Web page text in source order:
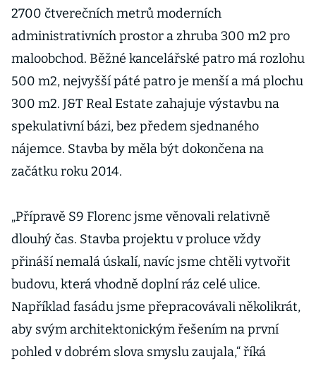
2700 čtverečních metrů moderních
administrativních prostor a zhruba 300 m2 pro
maloobchod. Běžné kancelářské patro má rozlohu
500 m2, nejvyšší páté patro je menší a má plochu
300 m2. J&T Real Estate zahajuje výstavbu na
spekulativní bázi, bez předem sjednaného
nájemce. Stavba by měla být dokončena na
začátku roku 2014.
„Přípravě S9 Florenc jsme věnovali relativně
dlouhý čas. Stavba projektu v proluce vždy
přináší nemalá úskalí, navíc jsme chtěli vytvořit
budovu, která vhodně doplní ráz celé ulice.
Například fasádu jsme přepracovávali několikrát,
aby svým architektonickým řešením na první
pohled v dobrém slova smyslu zaujala,“ říká